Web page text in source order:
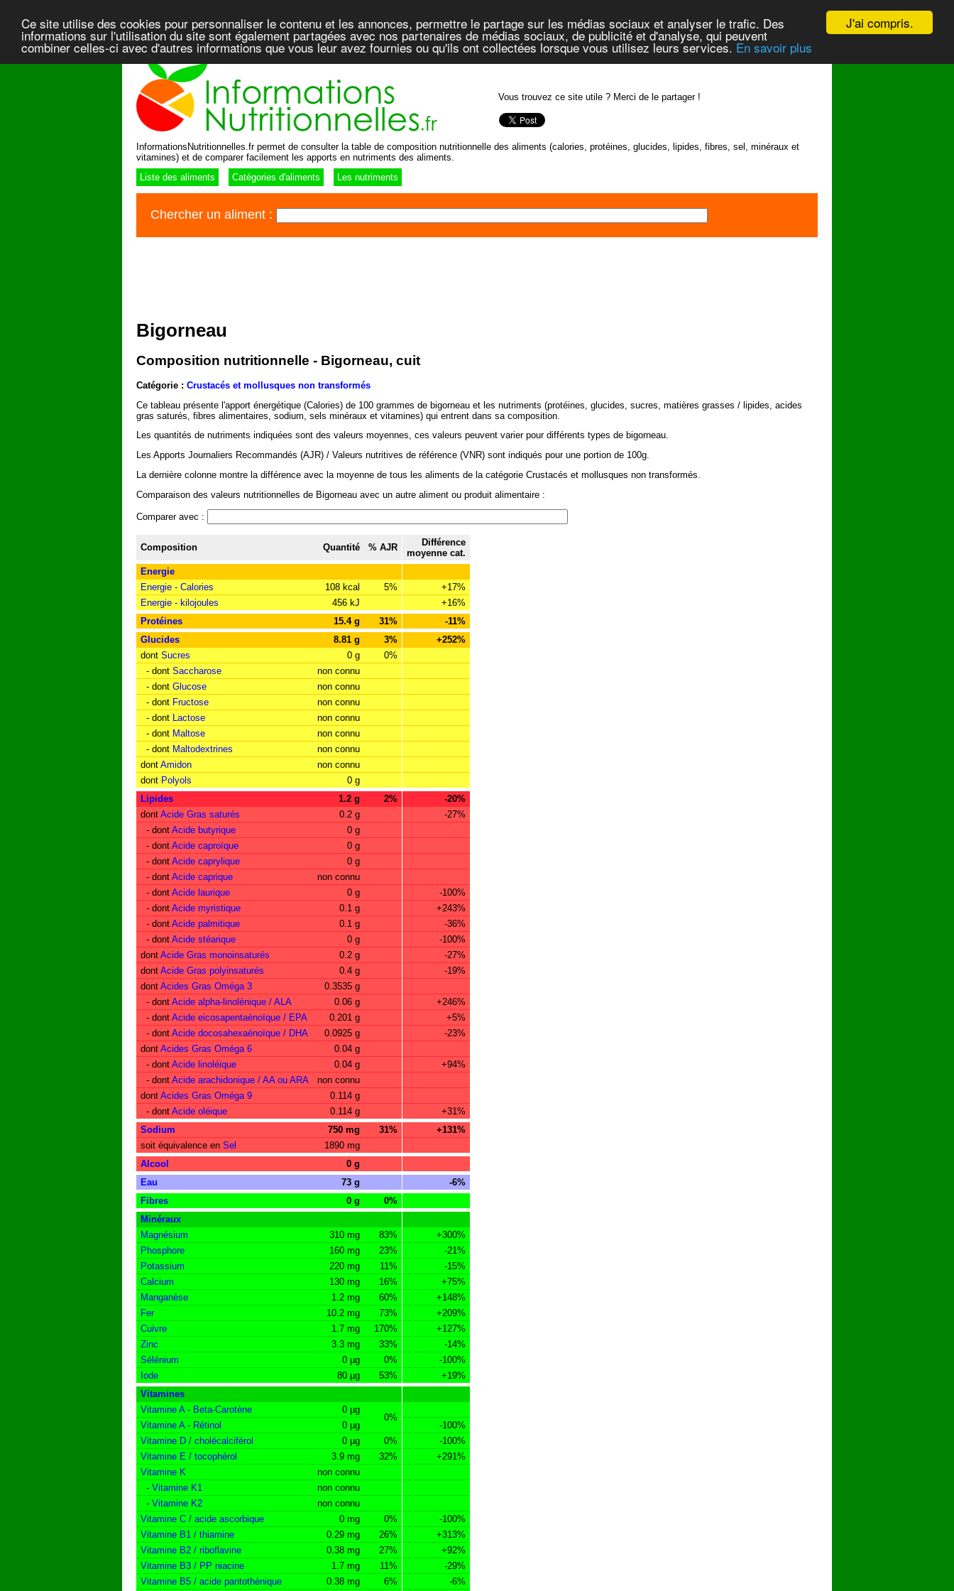
J'ai compris.
Ce site utilise des cookies pour personnaliser le contenu et les annonces, permettre le partage sur les médias sociaux et analyser le trafic. Des
informations sur l'utilisation du site sont également partagées avec nos partenaires de médias sociaux, de publicité et d'analyse, qui peuvent
combiner celles-ci avec d'autres informations que vous leur avez fournies ou qu'ils ont collectées lorsque vous utilisez leurs services. En savoir plus
Vous trouvez ce site utile ? Merci de le partager !
InformationsNutritionnelles.fr permet de consulter la table de composition nutritionnelle des aliments (calories, protéines, glucides, lipides, fibres, sel, minéraux et
vitamines) et de comparer facilement les apports en nutriments des aliments.
Liste des aliments
Catégories d'aliments Les nutriments
Chercher un aliment :
Bigorneau
Composition nutritionnelle - Bigorneau, cuit
Catégorie : Crustacés et mollusques non transformés
Ce tableau présente l'apport énergétique (Calories) de 100 grammes de bigorneau et les nutriments (protéines, glucides, sucres, matières grasses / lipides, acides
gras saturés, fibres alimentaires, sodium, sels minéraux et vitamines) qui entrent dans sa composition.
Les quantités de nutriments indiquées sont des valeurs moyennes, ces valeurs peuvent varier pour différents types de bigorneau.
Les Apports Journaliers Recommandés (AJR) / Valeurs nutritives de référence (VNR) sont indiqués pour une portion de 100g.
La dernière colonne montre la différence avec la moyenne de tous les aliments de la catégorie Crustacés et mollusques non transformés.
Comparaison des valeurs nutritionnelles de Bigorneau avec un autre aliment ou produit alimentaire :
Comparer avec :
Composition Quantité % AJR
Différence
moyenne cat.
Energie
Energie - Calories
108 kcal 5%
+17%
Energie - kilojoules
456 kJ
+16%
Protéines
15.4 g 31%
-11%
Glucides
8.81 g 3%
+252%
dont Sucres 0 g
0%
- dont Saccharose
non connu
- dont Glucose
non connu
- dont Fructose
non connu
- dont Lactose
non connu
- dont Maltose
non connu
- dont Maltodextrines
non connu
dont Amidon
non connu
dont Polyols
0 g
Lipides
1.2 g 2%
-20%
dont Acide Gras saturés 0.2 g
-27%
- dont Acide butyrique
0 g
- dont Acide caproïque
0 g
- dont Acide caprylique
0 g
- dont Acide caprique
non connu
- dont Acide laurique 0 g
-100%
- dont Acide myristique 0.1 g
+243%
- dont Acide palmitique 0.1 g
-36%
- dont Acide stéarique 0 g
-100%
dont Acide Gras monoinsaturés 0.2 g
-27%
dont Acide Gras polyinsaturés 0.4 g
-19%
dont Acides Gras Oméga 3
0.3535 g
- dont Acide alpha-linolénique / ALA 0.06 g
+246%
- dont Acide eicosapentaénoïque / EPA 0.201 g
+5%
- dont Acide docosahexaénoïque / DHA 0.0925 g
-23%
dont Acides Gras Oméga 6
0.04 g
- dont Acide linoléique 0.04 g
+94%
- dont Acide arachidonique / AA ou ARA
non connu
dont Acides Gras Oméga 9
0.114 g
- dont Acide oléique 0.114 g
+31%
Sodium
750 mg 31%
+131%
soit équivalence en Sel
1890 mg
Alcool
0 g
Eau
73 g
-6%
Fibres
0 g
0%
Minéraux
Magnésium
310 mg 83%
+300%
Phosphore
160 mg 23%
-21%
Potassium
220 mg 11%
-15%
Calcium
130 mg 16%
+75%
Manganèse
1.2 mg 60%
+148%
Fer
10.2 mg 73%
+209%
Cuivre
1.7 mg 170%
+127%
Zinc
3.3 mg 33%
-14%
Sélénium
0 µg 0%
-100%
Iode
80 µg 53%
+19%
Vitamines
Vitamine A - Beta-Carotène
0 µg
0%
Vitamine A - Rétinol 0 µg
-100%
Vitamine D / cholécalciférol
0 µg 0%
-100%
Vitamine E / tocophérol
3.9 mg 32%
+291%
Vitamine K
non connu
- Vitamine K1
non connu
- Vitamine K2
non connu
Vitamine C / acide ascorbique
0 mg 0%
-100%
Vitamine B1 / thiamine
0.29 mg 26%
+313%
Vitamine B2 / riboflavine
0.38 mg 27%
+92%
Vitamine B3 / PP niacine
1.7 mg 11%
-29%
Vitamine B5 / acide pantothénique
0.38 mg 6% -6%